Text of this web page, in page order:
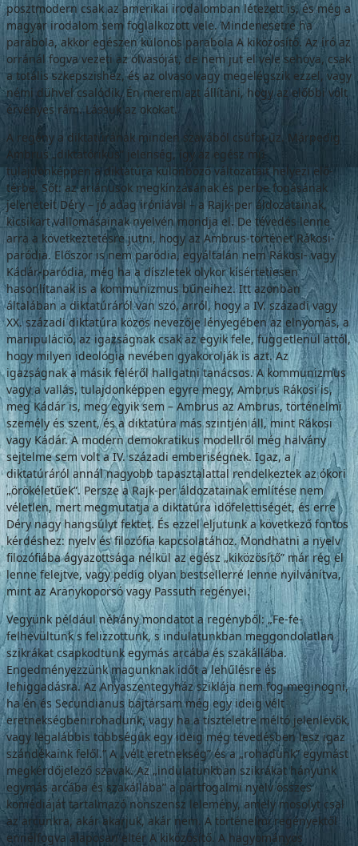
posztmodern csak az amerikai irodalomban létezett is, és még a
magyar irodalom sem foglalkozott vele. Mindenesetre ha
parabola, akkor egészen különös parabola A kiközösí­tő. Az író az
orránál fogva vezeti az olvasó­ját, de nem jut el vele sehova, csak
a totális szkepszishez, és az olvasó vagy megelégszik ezzel, vagy
némi dühvel csalódik. Én merem azt állítani, hogy az előbbi volt
érvényes rám. Lássuk az okokat.
A regény a diktatúrának minden szavából csúfot űz. Márpedig
Ambrus „diktatórikus” jelenség, így az egész mű
tulajdonképpen a diktatúra különböző változatait helyezi elő­
térbe. Sőt: az ariánusok megkínzásának és perbe fogásának
jeleneteit Déry – jó adag iróniával – a Rajk-per áldozatainak,
kicsikart vallomásainak nyelvén mondja el. De téve­dés lenne
arra a következtetésre jutni, hogy az Ambrus-történet Rákosi-
paródia. Először is nem paródia, egyáltalán nem Rákosi- vagy
Kádár-paródia, még ha a díszletek olykor kí­sértetiesen
hasonlítanak is a kommunizmus bűneihez. Itt azonban
általában a diktatúrá­ról van szó, arról, hogy a IV. századi vagy
XX. századi diktatúra közös nevezője lényegében az elnyomás, a
manipuláció, az igazságnak csak az egyik fele, függetlenül attól,
hogy mi­lyen ideológia nevében gyakorolják is azt. Az
igazságnak a másik feléről hallgatni tanácsos. A kommunizmus
vagy a vallás, tulajdonkép­pen egyre megy, Ambrus Rákosi is,
meg Ká­dár is, meg egyik sem – Ambrus az Ambrus, történelmi
személy és szent, és a diktatúra más szintjén áll, mint Rákosi
vagy Kádár. A modern demokratikus modellről még hal­vány
sejtelme sem volt a IV. századi emberi­ségnek. Igaz, a
diktatúráról annál nagyobb tapasztalattal rendelkeztek az ókori
„örökéle­tűek”. Persze a Rajk-per áldozatainak említé­se nem
véletlen, mert megmutatja a diktatúra időfelettiségét, és erre
Déry nagy hangsúlyt fektet. És ezzel eljutunk a következő fontos
kérdéshez: nyelv és filozófia kapcsolatához. Mondhatni a nyelv
filozófiába ágyazottsága nélkül az egész „kiközösítő” már rég el
len­ne felejtve, vagy pedig olyan bestsellerré len­ne nyilvánítva,
mint az Aranykoporsó vagy Passuth regényei.
Vegyünk például néhány mondatot a re­gényből: „Fe-fe-
felhevültünk s felizzottunk, s indulatunkban meggondolatlan
szikrákat csapkodtunk egymás arcába és szakállába.
Engedményezzünk magunknak időt a le­hűlésre és
lehiggadásra. Az Anyaszentegy­ház sziklája nem fog meginogni,
ha én és Secundianus bajtársam még egy ideig vélt
eretnekségben rohadunk, vagy ha a tiszte­letre méltó jelenlevők,
vagy legalábbis több­ségük egy ideig még tévedésben lesz igaz
szándékaink felől.” A „vélt eretnekség” és a „rohadunk” egymást
megkérdőjelező szavak. Az „indulatunkban szikrákat hányunk
egy­más arcába és szakállába” a pártfogalmi nyelv összes
komédiáját tartalmazó nonszensz lele­mény, amely mosolyt csal
az arcunkra, akár akarjuk, akár nem. A történelmi regényektől
ennélfogva alaposan eltér A kiközösítő. A ha­gyományos